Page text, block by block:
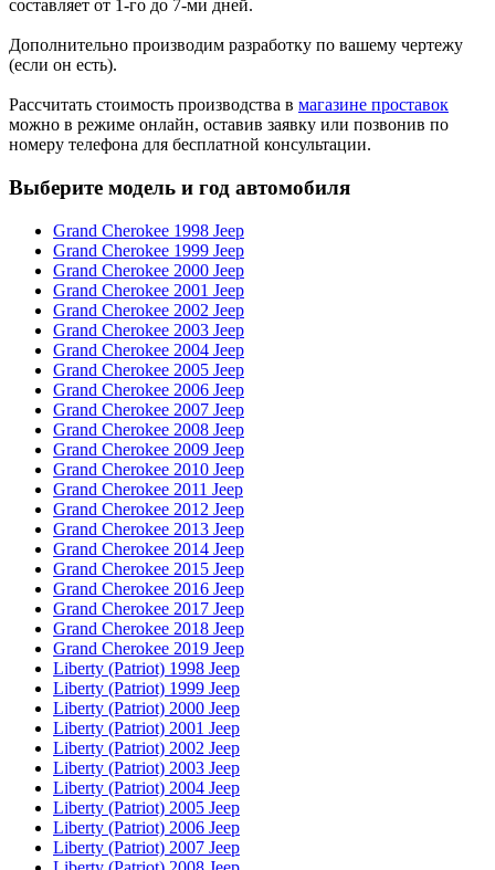
составляет от 1-го до 7-ми дней.
Дополнительно производим разработку по вашему чертежу
(если он есть).
Рассчитать стоимость производства в магазине проставок
можно в режиме онлайн, оставив заявку или позвонив по
номеру телефона для бесплатной консультации.
Выберите модель и год автомобиля
Grand Cherokee 1998 Jeep
Grand Cherokee 1999 Jeep
Grand Cherokee 2000 Jeep
Grand Cherokee 2001 Jeep
Grand Cherokee 2002 Jeep
Grand Cherokee 2003 Jeep
Grand Cherokee 2004 Jeep
Grand Cherokee 2005 Jeep
Grand Cherokee 2006 Jeep
Grand Cherokee 2007 Jeep
Grand Cherokee 2008 Jeep
Grand Cherokee 2009 Jeep
Grand Cherokee 2010 Jeep
Grand Cherokee 2011 Jeep
Grand Cherokee 2012 Jeep
Grand Cherokee 2013 Jeep
Grand Cherokee 2014 Jeep
Grand Cherokee 2015 Jeep
Grand Cherokee 2016 Jeep
Grand Cherokee 2017 Jeep
Grand Cherokee 2018 Jeep
Grand Cherokee 2019 Jeep
Liberty (Patriot) 1998 Jeep
Liberty (Patriot) 1999 Jeep
Liberty (Patriot) 2000 Jeep
Liberty (Patriot) 2001 Jeep
Liberty (Patriot) 2002 Jeep
Liberty (Patriot) 2003 Jeep
Liberty (Patriot) 2004 Jeep
Liberty (Patriot) 2005 Jeep
Liberty (Patriot) 2006 Jeep
Liberty (Patriot) 2007 Jeep